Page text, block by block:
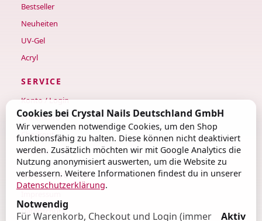
Bestseller
Neuheiten
UV-Gel
Acryl
SERVICE
Konto / Login
Warenkorb
Checkout
Kontakt
RECHTLICHES
Datenschutz
Cookies bei Crystal Nails Deutschland GmbH
Wir verwenden notwendige Cookies, um den Shop
funktionsfähig zu halten. Diese können nicht deaktiviert
werden. Zusätzlich möchten wir mit Google Analytics die
Nutzung anonymisiert auswerten, um die Website zu
verbessern. Weitere Informationen findest du in unserer
Datenschutzerklärung.
Notwendig
Für Warenkorb, Checkout und Login (immer
Aktiv